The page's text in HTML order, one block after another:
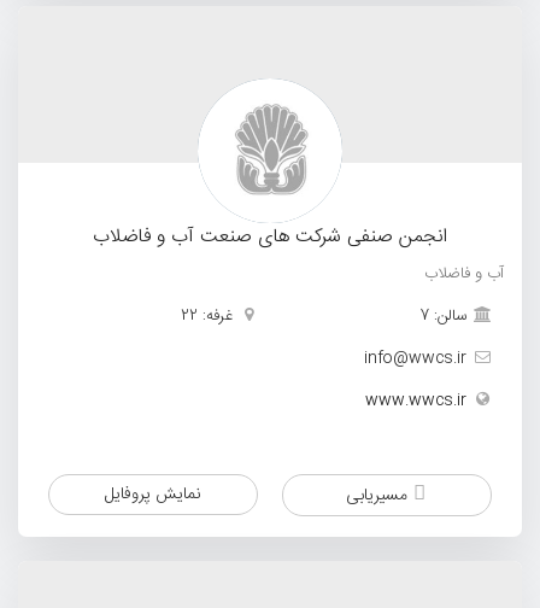
انجمن صنفی شرکت های صنعت آب و فاضلاب
آب و فاضلاب
سالن: 7
غرفه: 22
info@wwcs.ir
www.wwcs.ir
مسیریابی نمایش پروفایل